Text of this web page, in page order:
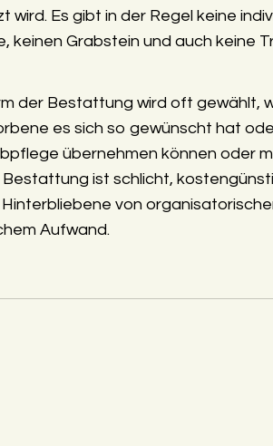
wird. Es gibt in der Regel keine
keinen Grabstein und auch keine
der Bestattung wird oft gewählt,
es sich so gewünscht hat
übernehmen können oder
ist schlicht,
von
Aufwand.